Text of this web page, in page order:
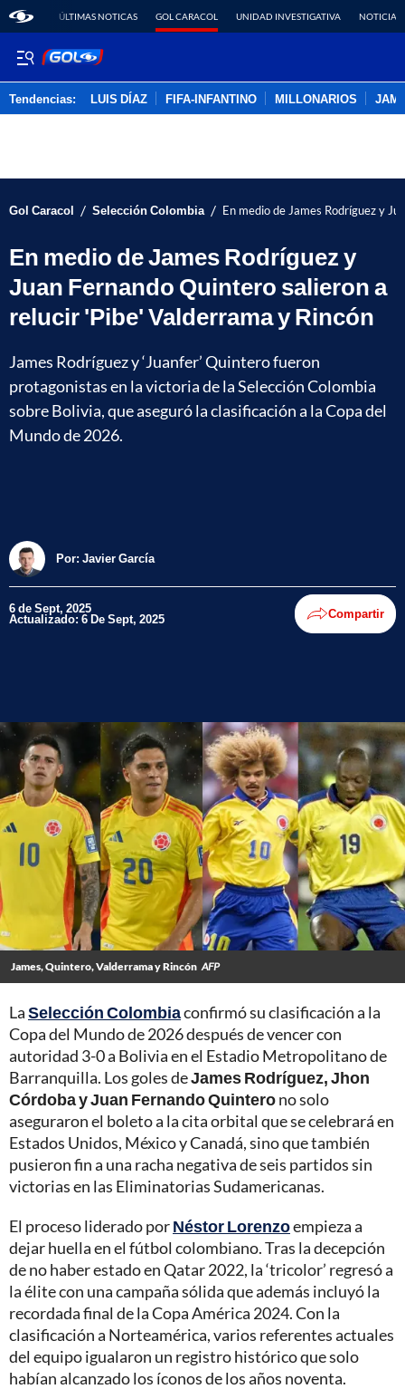
ÚLTIMAS NOTICAS GOL CARACOL UNIDAD INVESTIGATIVA NOTICIAS
Tendencias: LUIS DÍAZ FIFA-INFANTINO MILLONARIOS
Gol Caracol / Selección Colombia / En medio de James Rodríguez y
En medio de James Rodríguez y
Juan Fernando Quintero salieron a
relucir 'Pibe' Valderrama y Rincón
James Rodríguez y ‘Juanfer’ Quintero fueron
protagonistas en la victoria de la Selección Colombia
sobre Bolivia, que aseguró la clasificación a la Copa del
Mundo de 2026.
Por: Javier García
6 de Sept, 2025
Actualizado: 6 De Sept, 2025 Compartir
James, Quintero, Valderrama y Rincón AFP
LaSelección Colombiaconfirmó su clasificación a la
Copa del Mundo de 2026 después de vencer con
autoridad 3-0 a Bolivia en el Estadio Metropolitano de
Barranquilla. Los goles deJames Rodríguez, Jhon
Córdoba y Juan Fernando Quinterono solo
aseguraron el boleto a la cita orbital que se celebrará en
Estados Unidos, México y Canadá, sino que también
pusieron fin a una racha negativa de seis partidos sin
victorias en las Eliminatorias Sudamericanas.
El proceso liderado porNéstor Lorenzoempieza a
dejar huella en el fútbol colombiano. Tras la decepción
de no haber estado en Qatar 2022, la ‘tricolor’ regresó a
la élite con una campaña sólida que además incluyó la
recordada final de la Copa América 2024. Con la
clasificación a Norteamérica, varios referentes actuales
del equipo igualaron un registro histórico que solo
habían alcanzado los íconos de los años noventa.